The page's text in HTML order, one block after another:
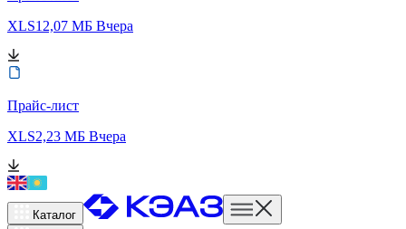
XLS12,07 МБ Вчера
Прайс-лист
XLS2,23 МБ Вчера
Каталог